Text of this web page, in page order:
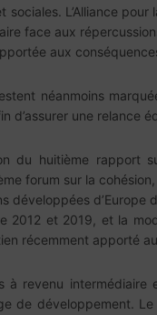
L’Alliance pour
face aux
aux
néanmoins
d’assurer une relance
du huitième rapport
forum sur la
développées
2012 et 2019, et la
récemment apporté
à revenu
de développement.